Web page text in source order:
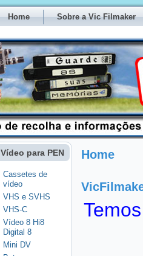
Home Sobre a Vic Filmaker
Vídeo para PEN
Cassetes de
vídeo
VHS e SVHS
VHS-C
Vídeo 8 Hi8
Digital 8
Mini DV
Home